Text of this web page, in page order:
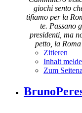
giochi sento
tifiamo per la
te. Passano
presidenti, ma
petto, la
Zitieren
Inhalt
Zum